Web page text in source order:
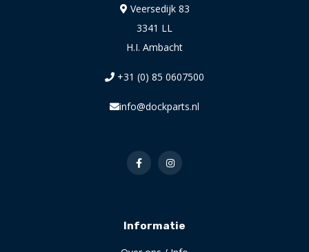
Veersedijk 83
3341 LL
H.I. Ambacht
+31 (0) 85 0607500
info@dockparts.nl
Informatie